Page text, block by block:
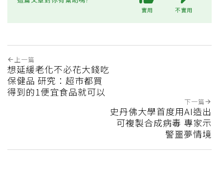
實用 不實用
上一篇
想延緩老化不必花大錢吃
保健品 研究：超市都買
得到的1便宜食品就可以
下一篇
史丹佛大學首度用AI造出
可複製合成病毒 專家示
警噩夢情境